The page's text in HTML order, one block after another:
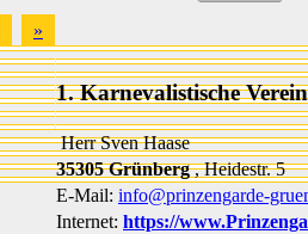
»
1. Karnevalistische
Herr Sven Haase
35305 Grünberg, Heidestr. 5
E-Mail: info@prinzengarde-
Internet: https://